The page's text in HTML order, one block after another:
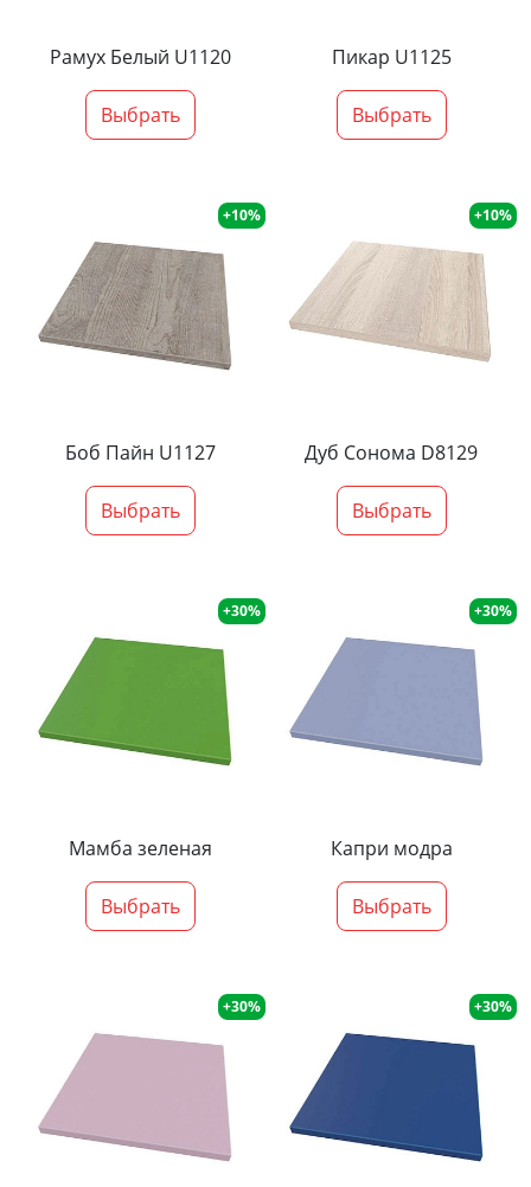
Рамух Белый U1120
Выбрать
Пикар U1125
Выбрать
+10%
Боб Пайн U1127
Выбрать
+10%
Дуб Сонома D8129
Выбрать
+30%
Мамба зеленая
Выбрать
+30%
Капри модра
Выбрать
+30% +30%